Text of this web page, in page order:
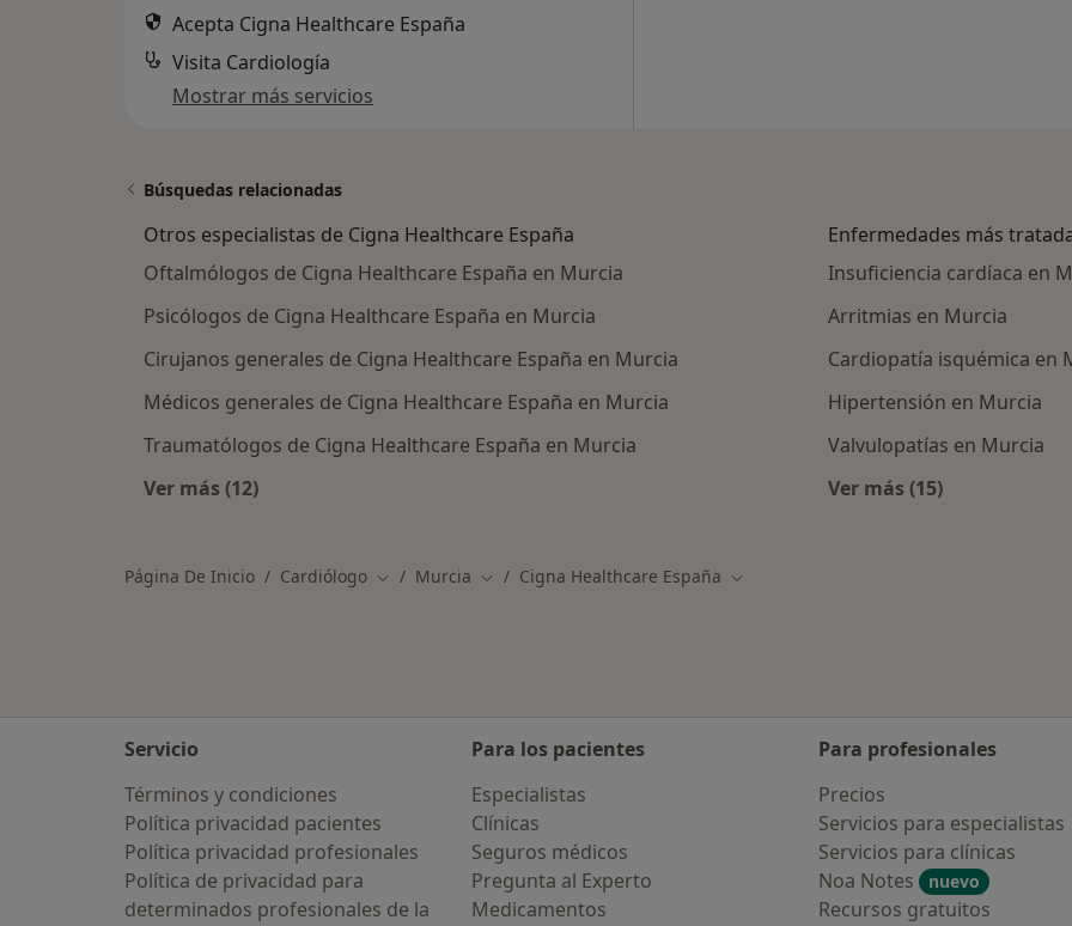
Acepta Cigna Healthcare España
Visita Cardiología
Mostrar más servicios
Búsquedas relacionadas
Otros especialistas de Cigna Healthcare España
Oftalmólogos de Cigna Healthcare España en Murcia
Psicólogos de Cigna Healthcare España en Murcia
Cirujanos generales de Cigna Healthcare España en Murcia
Médicos generales de Cigna Healthcare España en Murcia
Traumatólogos de Cigna Healthcare España en Murcia
Ver más (12)
Enfermedades más
Insuficiencia cardíaca en
Arritmias en Murcia
Cardiopatía isquémica en
Hipertensión en Murcia
Valvulopatías en Murcia
Ver más (15)
Página De Inicio Cardiólogo Cambiar de ciudad
Murcia Cambiar de ciudad
Cigna Healthcare España Cambiar de ciudad
Servicio
Términos y condiciones
Política privacidad pacientes
Política privacidad profesionales
Política de privacidad para
determinados profesionales de la
Para los pacientes
Especialistas
Clínicas
Seguros médicos
Pregunta al Experto
Medicamentos
Para profesionales
Precios
Servicios para especialistas
Servicios para clínicas
Noa Notes
nuevo
Recursos gratuitos